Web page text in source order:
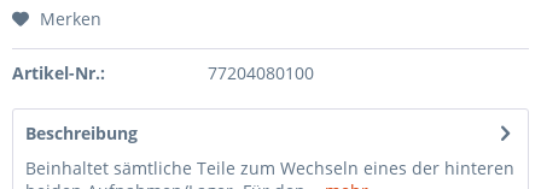
Merken
Artikel-Nr.: 77204080100
Beschreibung
Beinhaltet sämtliche Teile zum Wechseln eines der hinteren